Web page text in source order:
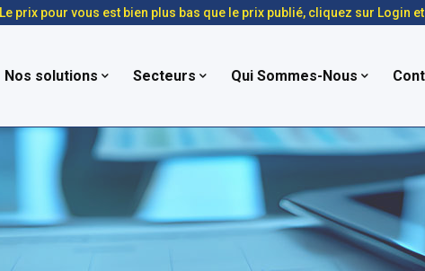
Le prix pour vous est bien plus bas que le prix publié, cliquez sur Login
Nos solutions Secteurs Qui Sommes-Nous